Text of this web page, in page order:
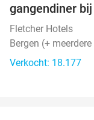
gangendiner
Fletcher Hotels
Bergen (+
Verkocht: 18.177